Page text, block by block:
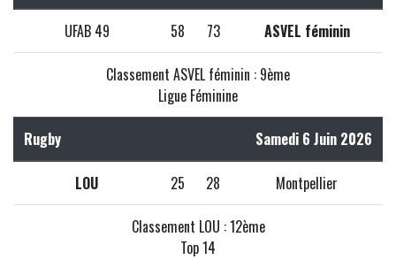
UFAB 49 58 73 ASVEL féminin
Classement ASVEL féminin : 9ème
Ligue Féminine
Rugby Samedi 6 Juin 2026
LOU 25 28 Montpellier
Classement LOU : 12ème
Top 14